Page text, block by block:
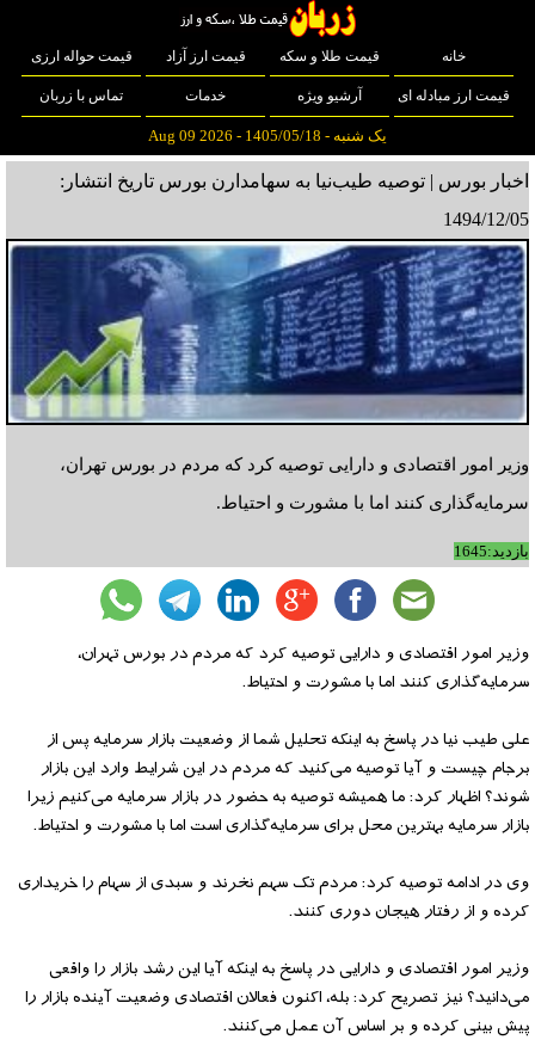
خانه قیمت طلا و سکه قیمت ارز آزاد قیمت حواله ارزی
قیمت ارز مبادله ای آرشیو ویژه خدمات تماس با زربان
یک شنبه - 1405/05/18 - Aug 09 2026
اخبار بورس | توصیه طیب‌نیا به سهامدارن بورس تاریخ انتشار:
1494/12/05
وزیر امور اقتصادی و دارایی توصیه کرد که مردم در بورس تهران،
سرمایه‌گذاری کنند اما با مشورت و احتیاط.
بازدید:1645
وزیر امور اقتصادی و دارایی توصیه کرد که مردم در بورس تهران،
سرمایه‌گذاری کنند اما با مشورت و احتیاط.
علی طیب نیا در پاسخ به اینکه تحلیل شما از وضعیت بازار سرمایه پس از
برجام چیست و آیا توصیه می‌کنید که مردم در این شرایط وارد این بازار
شوند؟ اظهار کرد: ما همیشه توصیه به حضور در بازار سرمایه می‌کنیم زیرا
بازار سرمایه بهترین محل برای سرمایه‌گذاری است اما با مشورت و احتیاط.
وی در ادامه توصیه کرد: مردم تک سهم نخرند و سبدی از سهام را خریداری
کرده و از رفتار هیجان دوری کنند.
وزیر امور اقتصادی و دارایی در پاسخ به اینکه آیا این رشد بازار را واقعی
می‌دانید؟ نیز تصریح کرد: بله، اکنون فعالان اقتصادی وضعیت آینده بازار را
پیش بینی کرده و بر اساس آن عمل می‌کنند.